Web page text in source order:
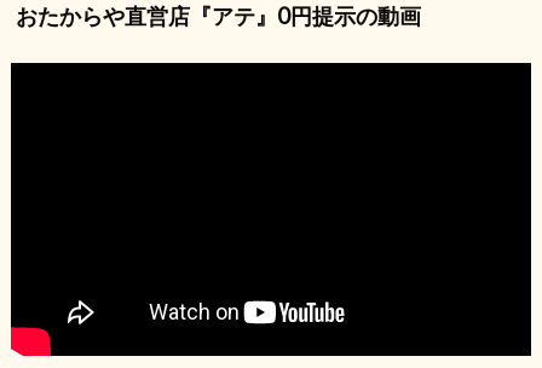
おたからや直営店『アテ』0円提示の動画